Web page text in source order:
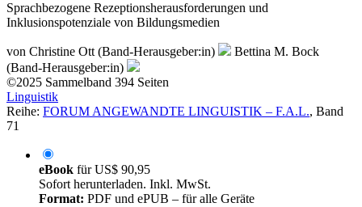
Sprachbezogene Rezeptionsherausforderungen und
Inklusionspotenziale von Bildungsmedien
von Christine Ott (Band-Herausgeber:in)
Bettina M. Bock
(Band-Herausgeber:in)
©2025 Sammelband 394 Seiten
Linguistik
Reihe: FORUM ANGEWANDTE LINGUISTIK – F.A.L., Band
71
eBook fürUS$ 90,95
Sofort herunterladen. Inkl. MwSt.
Format: PDF und ePUB – für alle Geräte